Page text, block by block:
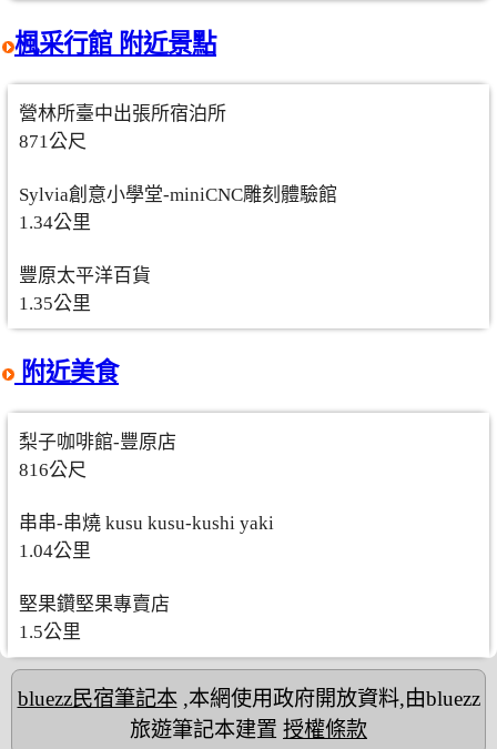
楓采行館 附近景點
營林所臺中出張所宿泊所
871公尺
Sylvia創意小學堂-miniCNC雕刻體驗館
1.34公里
豐原太平洋百貨
1.35公里
附近美食
梨子咖啡館-豐原店
816公尺
串串-串燒 kusu kusu-kushi yaki
1.04公里
堅果鑽堅果專賣店
1.5公里
bluezz民宿筆記本,本網使用政府開放資料,由bluezz
旅遊筆記本建置 授權條款